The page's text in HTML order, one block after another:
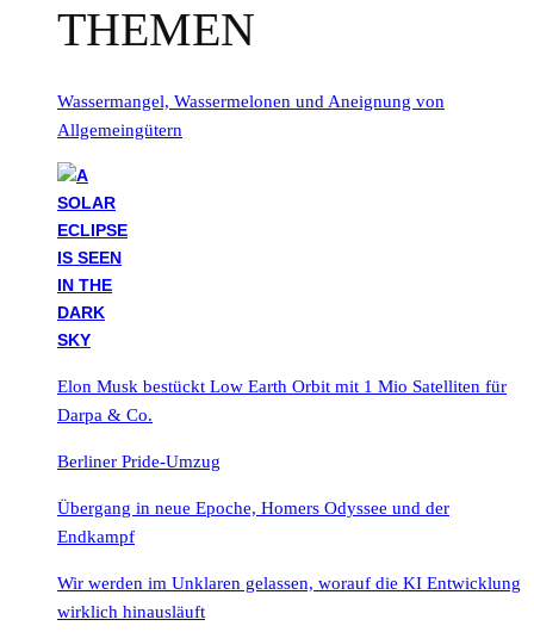
THEMEN
Wassermangel, Wassermelonen und Aneignung von
Allgemeingütern
Elon Musk bestückt Low Earth Orbit mit 1 Mio Satelliten für
Darpa & Co.
Berliner Pride-Umzug
Übergang in neue Epoche, Homers Odyssee und der
Endkampf
Wir werden im Unklaren gelassen, worauf die KI Entwicklung
wirklich hinausläuft